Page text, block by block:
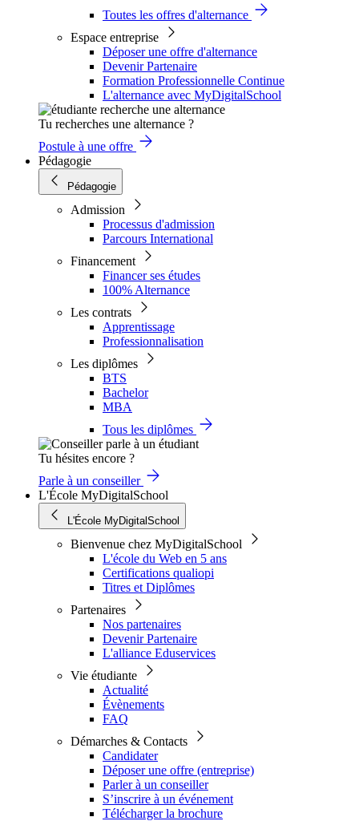
Toutes les offres d'alternance
Espace entreprise
Déposer une offre d'alternance
Devenir Partenaire
Formation Professionnelle Continue
L'alternance avec MyDigitalSchool
Tu recherches une alternance ?
Postule à une offre
Pédagogie
Pédagogie
Admission
Processus d'admission
Parcours International
Financement
Financer ses études
100% Alternance
Les contrats
Apprentissage
Professionnalisation
Les diplômes
BTS
Bachelor
MBA
Tous les diplômes
Tu hésites encore ?
Parle à un conseiller
L'École MyDigitalSchool
L'École MyDigitalSchool
Bienvenue chez MyDigitalSchool
L'école du Web en 5 ans
Certifications qualiopi
Titres et Diplômes
Partenaires
Nos partenaires
Devenir Partenaire
L'alliance Eduservices
Vie étudiante
Actualité
Évènements
FAQ
Démarches & Contacts
Candidater
Déposer une offre (entreprise)
Parler à un conseiller
S’inscrire à un événement
Télécharger la brochure